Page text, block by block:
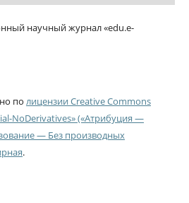
научный журнал «edu.e-
по лицензии Creative Commons
NoDerivatives» («Атрибуция —
— Без производных
.